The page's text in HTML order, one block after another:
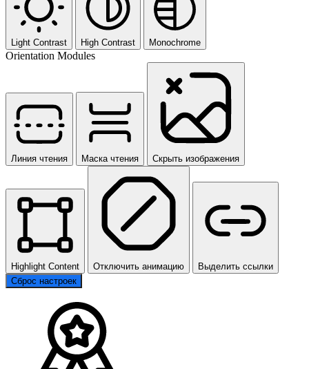
Light Contrast High Contrast Monochrome
Orientation Modules
Линия чтения Маска чтения Скрыть изображения
Highlight Content Отключить анимацию
Выделить ссылки
Сброс настроек